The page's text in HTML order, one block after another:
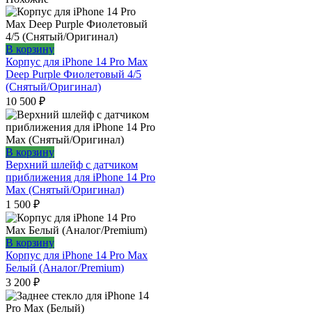
В корзину
Корпус для iPhone 14 Pro Max
Deep Purple Фиолетовый 4/5
(Снятый/Оригинал)
10 500 ₽
В корзину
Верхний шлейф с датчиком
приближения для iPhone 14 Pro
Max (Снятый/Оригинал)
1 500 ₽
В корзину
Корпус для iPhone 14 Pro Max
Белый (Аналог/Premium)
3 200 ₽